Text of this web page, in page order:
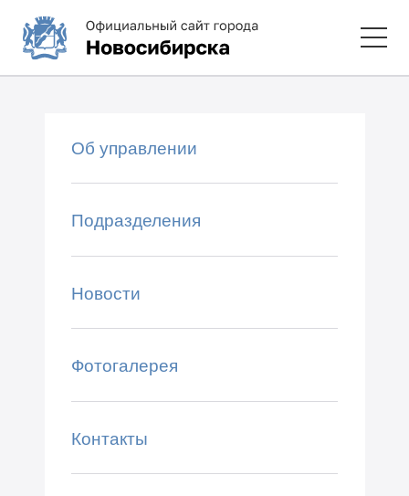
Об управлении
Подразделения
Новости
Фотогалерея
Контакты